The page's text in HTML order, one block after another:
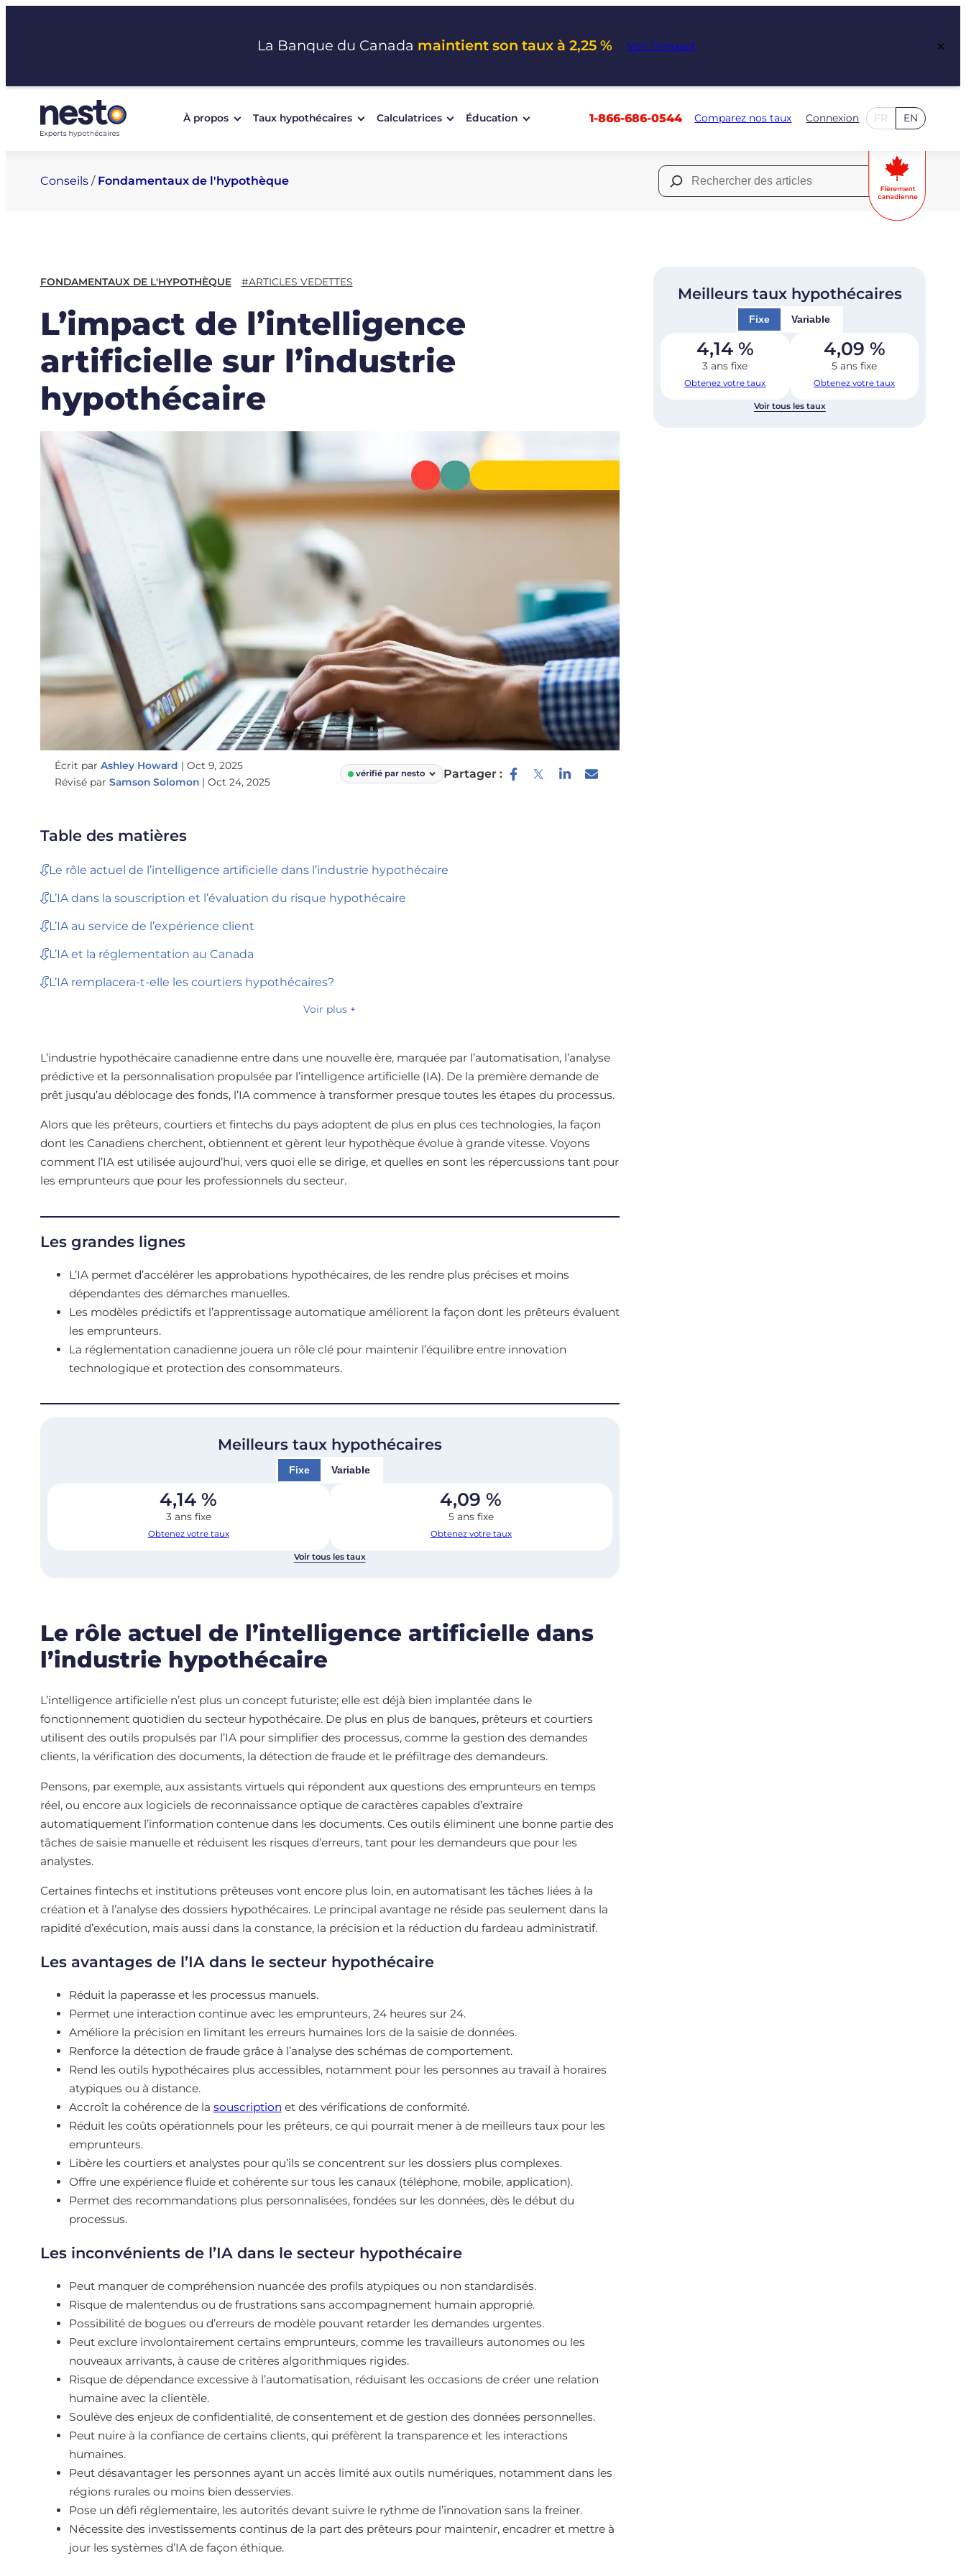
La Banque du Canada maintient son taux à 2,25 % Voir l’impact ×
À propos Taux hypothécaires Calculatrices Éducation 1-866-686-0544 Comparez nos taux Connexion FR EN
Conseils/ Fondamentaux de l'hypothèque Rechercher :
FONDAMENTAUX DE L'HYPOTHÈQUE #ARTICLES VEDETTES
L’impact de l’intelligence
artificielle sur l’industrie
hypothécaire
Écrit par Ashley Howard | Oct 9, 2025
Révisé par Samson Solomon | Oct 24, 2025
vérifié par nesto Partager :
Table des matières
Le rôle actuel de l’intelligence artificielle dans l’industrie hypothécaire
L’IA dans la souscription et l’évaluation du risque hypothécaire
L’IA au service de l’expérience client
L’IA et la réglementation au Canada
L’IA remplacera-t-elle les courtiers hypothécaires?
Voir plus +
L’industrie hypothécaire canadienne entre dans une nouvelle ère, marquée par l’automatisation, l’analyse
prédictive et la personnalisation propulsée par l’intelligence artificielle (IA). De la première demande de
prêt jusqu’au déblocage des fonds, l’IA commence à transformer presque toutes les étapes du processus.
Alors que les prêteurs, courtiers et fintechs du pays adoptent de plus en plus ces technologies, la façon
dont les Canadiens cherchent, obtiennent et gèrent leur hypothèque évolue à grande vitesse. Voyons
comment l’IA est utilisée aujourd’hui, vers quoi elle se dirige, et quelles en sont les répercussions tant pour
les emprunteurs que pour les professionnels du secteur.
Les grandes lignes
L’IA permet d’accélérer les approbations hypothécaires, de les rendre plus précises et moins
dépendantes des démarches manuelles.
Les modèles prédictifs et l’apprentissage automatique améliorent la façon dont les prêteurs évaluent
les emprunteurs.
La réglementation canadienne jouera un rôle clé pour maintenir l’équilibre entre innovation
technologique et protection des consommateurs.
Meilleurs taux hypothécaires
Fixe Variable
4,14 %
3 ans fixe
Obtenez votre taux
4,09 %
5 ans fixe
Obtenez votre taux
Voir tous les taux
Le rôle actuel de l’intelligence artificielle dans
l’industrie hypothécaire
L’intelligence artificielle n’est plus un concept futuriste; elle est déjà bien implantée dans le
fonctionnement quotidien du secteur hypothécaire. De plus en plus de banques, prêteurs et courtiers
utilisent des outils propulsés par l’IA pour simplifier des processus, comme la gestion des demandes
clients, la vérification des documents, la détection de fraude et le préfiltrage des demandeurs.
Pensons, par exemple, aux assistants virtuels qui répondent aux questions des emprunteurs en temps
réel, ou encore aux logiciels de reconnaissance optique de caractères capables d’extraire
automatiquement l’information contenue dans les documents. Ces outils éliminent une bonne partie des
tâches de saisie manuelle et réduisent les risques d’erreurs, tant pour les demandeurs que pour les
analystes.
Certaines fintechs et institutions prêteuses vont encore plus loin, en automatisant les tâches liées à la
création et à l’analyse des dossiers hypothécaires. Le principal avantage ne réside pas seulement dans la
rapidité d’exécution, mais aussi dans la constance, la précision et la réduction du fardeau administratif.
Les avantages de l’IA dans le secteur hypothécaire
Réduit la paperasse et les processus manuels.
Permet une interaction continue avec les emprunteurs, 24 heures sur 24.
Améliore la précision en limitant les erreurs humaines lors de la saisie de données.
Renforce la détection de fraude grâce à l’analyse des schémas de comportement.
Rend les outils hypothécaires plus accessibles, notamment pour les personnes au travail à horaires
atypiques ou à distance.
Accroît la cohérence de la souscription et des vérifications de conformité.
Réduit les coûts opérationnels pour les prêteurs, ce qui pourrait mener à de meilleurs taux pour les
emprunteurs.
Libère les courtiers et analystes pour qu’ils se concentrent sur les dossiers plus complexes.
Offre une expérience fluide et cohérente sur tous les canaux (téléphone, mobile, application).
Permet des recommandations plus personnalisées, fondées sur les données, dès le début du
processus.
Les inconvénients de l’IA dans le secteur hypothécaire
Peut manquer de compréhension nuancée des profils atypiques ou non standardisés.
Risque de malentendus ou de frustrations sans accompagnement humain approprié.
Possibilité de bogues ou d’erreurs de modèle pouvant retarder les demandes urgentes.
Peut exclure involontairement certains emprunteurs, comme les travailleurs autonomes ou les
nouveaux arrivants, à cause de critères algorithmiques rigides.
Risque de dépendance excessive à l’automatisation, réduisant les occasions de créer une relation
humaine avec la clientèle.
Soulève des enjeux de confidentialité, de consentement et de gestion des données personnelles.
Peut nuire à la confiance de certains clients, qui préfèrent la transparence et les interactions
humaines.
Peut désavantager les personnes ayant un accès limité aux outils numériques, notamment dans les
régions rurales ou moins bien desservies.
Pose un défi réglementaire, les autorités devant suivre le rythme de l’innovation sans la freiner.
Nécessite des investissements continus de la part des prêteurs pour maintenir, encadrer et mettre à
jour les systèmes d’IA de façon éthique.
Meilleurs taux hypothécaires
Fixe Variable
4,14 %
3 ans fixe
Obtenez votre taux
4,09 %
5 ans fixe
Obtenez votre taux
Voir tous les taux